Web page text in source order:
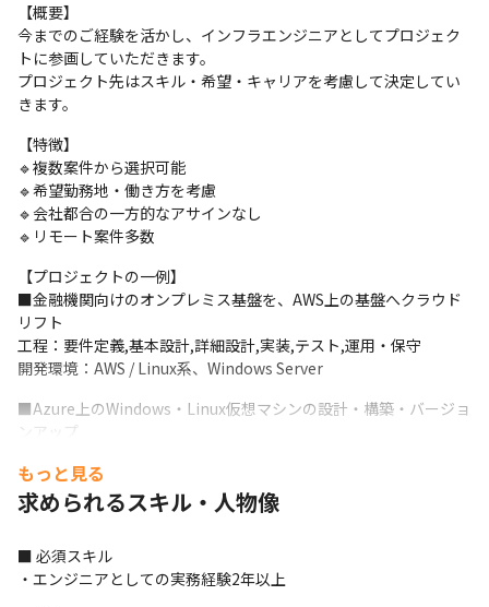
【概要】
今までのご経験を活かし、インフラエンジニアとしてプロジェク
トに参画していただきます。
プロジェクト先はスキル・希望・キャリアを考慮して決定してい
きます。
【特徴】
🔹複数案件から選択可能
🔹希望勤務地・働き方を考慮
🔹会社都合の一方的なアサインなし
🔹リモート案件多数
【プロジェクトの一例】
■金融機関向けのオンプレミス基盤を、AWS上の基盤へクラウド
リフト
工程：要件定義,基本設計,詳細設計,実装,テスト,運用・保守
開発環境：AWS / Linux系、Windows Server
■Azure上のWindows・Linux仮想マシンの設計・構築・バージョ
ンアップ
開発環境：Microsoft Azure / Windows Server
■製造業向け業務管理システムのフロントエンド開発
開発環境：React / TypeScript / Node.js / REST API / GitHub
もっと見る
求められるスキル・人物像
■ 必須スキル
・エンジニアとしての実務経験2年以上